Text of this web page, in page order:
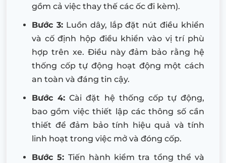
gồm cả việc thay thế các ốc đi kèm).
Bước 3:Luồn dây, lắp đặt nút điều khiển
và cố định hộp điều khiển vào vị trí phù
hợp trên xe. Điều này đảm bảo rằng hệ
thống cốp tự động hoạt động một cách
an toàn và đáng tin cậy.
Bước 4: Cài đặt hệ thống cốp tự động,
bao gồm việc thiết lập các thông số cần
thiết để đảm bảo tính hiệu quả và tính
linh hoạt trong việc mở và đóng cốp.
Bước 5: Tiến hành kiểm tra tổng thể và